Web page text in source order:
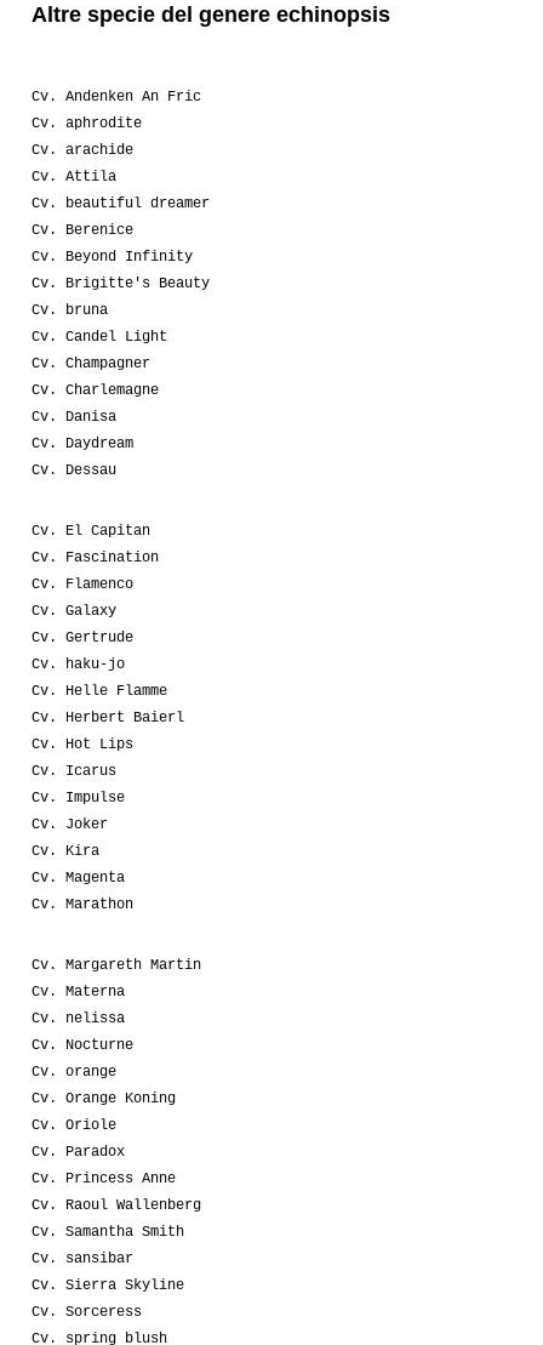
Altre specie del genere echinopsis
Cv. Andenken An Fric
Cv. aphrodite
Cv. arachide
Cv. Attila
Cv. beautiful dreamer
Cv. Berenice
Cv. Beyond Infinity
Cv. Brigitte's Beauty
Cv. bruna
Cv. Candel Light
Cv. Champagner
Cv. Charlemagne
Cv. Danisa
Cv. Daydream
Cv. Dessau
Cv. El Capitan
Cv. Fascination
Cv. Flamenco
Cv. Galaxy
Cv. Gertrude
Cv. haku-jo
Cv. Helle Flamme
Cv. Herbert Baierl
Cv. Hot Lips
Cv. Icarus
Cv. Impulse
Cv. Joker
Cv. Kira
Cv. Magenta
Cv. Marathon
Cv. Margareth Martin
Cv. Materna
Cv. nelissa
Cv. Nocturne
Cv. orange
Cv. Orange Koning
Cv. Oriole
Cv. Paradox
Cv. Princess Anne
Cv. Raoul Wallenberg
Cv. Samantha Smith
Cv. sansibar
Cv. Sierra Skyline
Cv. Sorceress
Cv. spring blush